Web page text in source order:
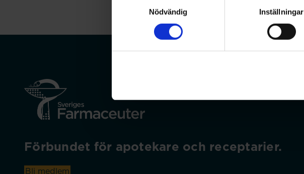
Nödvändig
Inställningar
Förbundet för apotekare och receptarier.
Bli medlem